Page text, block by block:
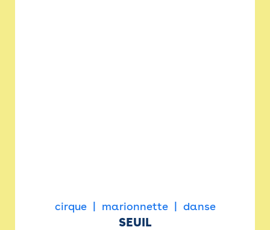
cirque marionnette danse
SEUIL